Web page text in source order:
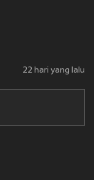
22 hari yang lalu